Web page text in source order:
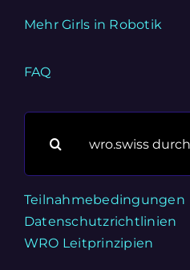
Mehr Girls in Robotik
FAQ
nach:
Teilnahmebedingungen
Datenschutzrichtlinien
WRO Leitprinzipien